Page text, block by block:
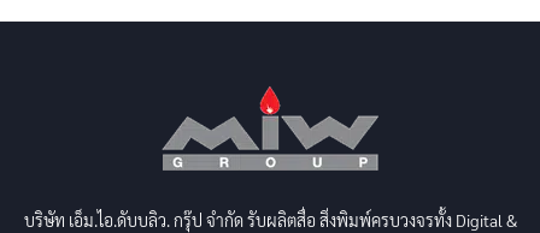
บริษัท เอ็ม.ไอ.ดับบลิว. กรุ๊ป จำกัด รับผลิตสื่อ สิ่งพิมพ์ครบวงจรทั้ง Digital &